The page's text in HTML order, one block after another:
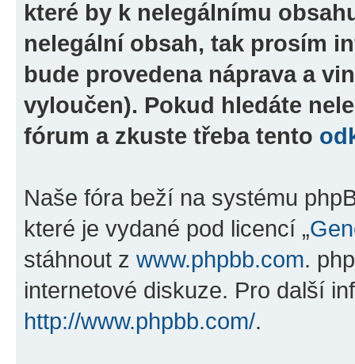
které by k nelegálnímu
nelegální obsah, tak prosím
bude provedena náprava a
vyloučen). Pokud hledáte
fórum a zkuste třeba tento
Naše fóra beží na systému
které je vydané pod licencí „
stáhnout z www.phpbb.com.
internetové diskuze. Pro další
http://www.phpbb.com/.